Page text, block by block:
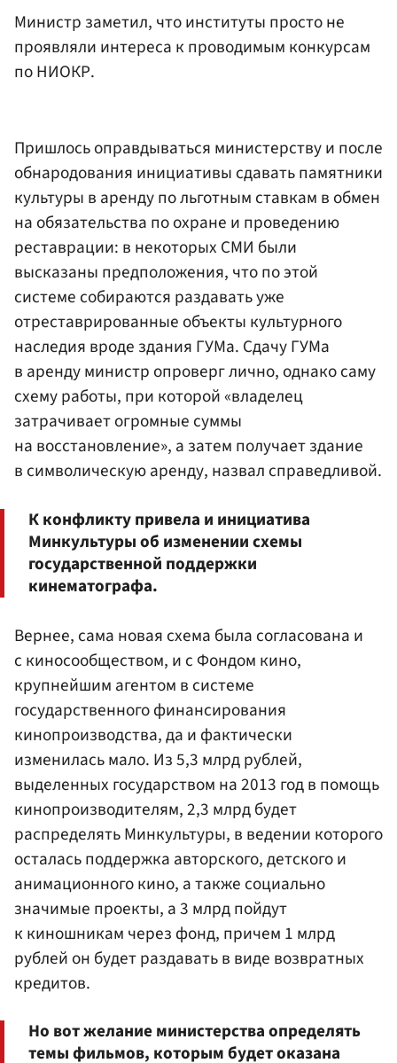
Министр заметил, что институты просто не
проявляли интереса к проводимым конкурсам
по НИОКР.
Пришлось оправдываться министерству и после
обнародования инициативы сдавать памятники
культуры в аренду по льготным ставкам в обмен
на обязательства по охране и проведению
реставрации: в некоторых СМИ были
высказаны предположения, что по этой
системе собираются раздавать уже
отреставрированные объекты культурного
наследия вроде здания ГУМа. Сдачу ГУМа
в аренду министр опроверг лично, однако саму
схему работы, при которой «владелец
затрачивает огромные суммы
на восстановление», а затем получает здание
в символическую аренду, назвал справедливой.
К конфликту привела и инициатива
Минкультуры об изменении схемы
государственной поддержки
кинематографа.
Вернее, сама новая схема была согласована и
с киносообществом, и с Фондом кино,
крупнейшим агентом в системе
государственного финансирования
кинопроизводства, да и фактически
изменилась мало. Из 5,3 млрд рублей,
выделенных государством на 2013 год в помощь
кинопроизводителям, 2,3 млрд будет
распределять Минкультуры, в ведении которого
осталась поддержка авторского, детского и
анимационного кино, а также социально
значимые проекты, а 3 млрд пойдут
к киношникам через фонд, причем 1 млрд
рублей он будет раздавать в виде возвратных
кредитов.
Но вот желание министерства определять
темы фильмов, которым будет оказана